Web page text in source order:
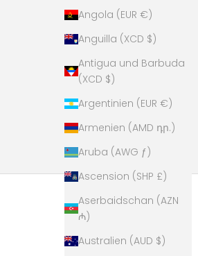
Angola (EUR €)
Anguilla (XCD $)
Antigua und Barbuda
(XCD $)
Argentinien (EUR €)
Armenien (AMD դր.)
Aruba (AWG ƒ)
Ascension (SHP £)
Aserbaidschan (AZN
₼)
Australien (AUD $)